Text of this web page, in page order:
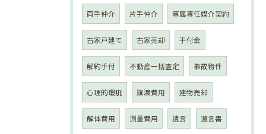
両手仲介 片手仲介 専属専任媒介契約
古家戸建て 古家売却 手付金
解約手付 不動産一括査定 事故物件
心理的瑕疵 譲渡費用 建物売却
解体費用 測量費用 遺言 遺言書